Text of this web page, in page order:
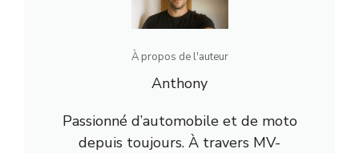
À propos de l'auteur
Anthony
Passionné d’automobile et de moto
depuis toujours. À travers MV-